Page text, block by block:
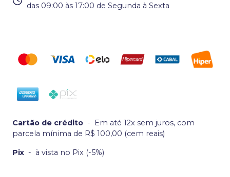
das 09:00 às 17:00 de Segunda à Sexta
Cartão de crédito - Em até 12x sem juros, com
parcela mínima de R$ 100,00 (cem reais)
Pix - à vista no Pix (-5%)